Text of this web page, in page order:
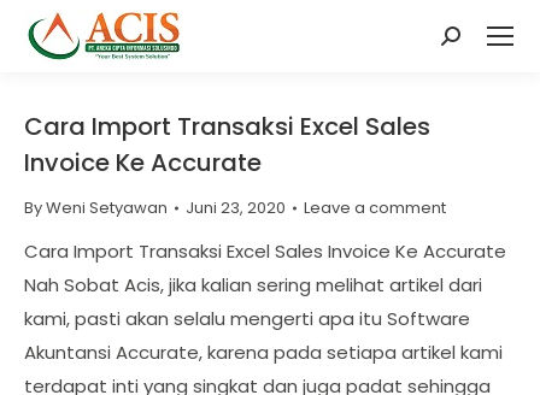
Search:
Cara Import Transaksi Excel Sales
Invoice Ke Accurate
ByWeni Setyawan Juni 23, 2020 Leave a comment
Cara Import Transaksi Excel Sales Invoice Ke Accurate
Nah Sobat Acis, jika kalian sering melihat artikel dari
kami, pasti akan selalu mengerti apa itu Software
Akuntansi Accurate, karena pada setiapa artikel kami
terdapat inti yang singkat dan juga padat sehingga